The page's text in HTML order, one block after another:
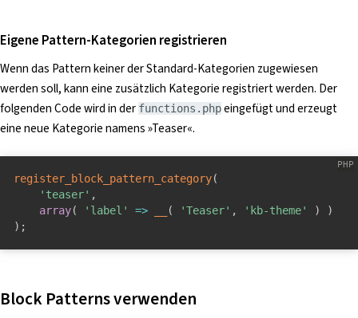
Eigene Pattern-Kategorien registrieren
Wenn das Pattern keiner der Standard-Kategorien zugewiesen
werden soll, kann eine zusätzlich Kategorie registriert werden. Der
folgenden Code wird in der functions.phpeingefügt und erzeugt
eine neue Kategorie namens »Teaser«.
register_block_pattern_category(
'teaser' ,
array( 'label' => ( 'Teaser' , 'kb-theme' )
)
) ;
Block Patterns verwenden